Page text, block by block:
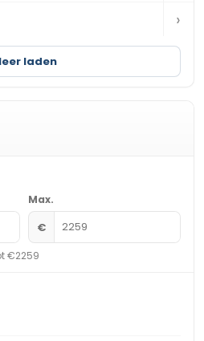
›
laden
Max.
€
€2259